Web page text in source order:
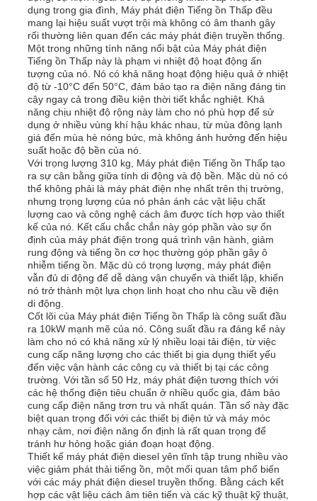
Nhà
Sản phẩm
Video
Về chúng tôi
Tham quan nhà máy
Kiểm soát chất lượng
Liên hệ chúng tôi
Tin tức
Tất cả các trường hợp
Yêu cầu báo giá
dụng trong gia đình, Máy phát điện Tiếng ồn Thấp đều
mang lại hiệu suất vượt trội mà không có âm thanh gây
rối thường liên quan đến các máy phát điện truyền thống.
Một trong những tính năng nổi bật của Máy phát điện
Tiếng ồn Thấp này là phạm vi nhiệt độ hoạt động ấn
tượng của nó. Nó có khả năng hoạt động hiệu quả ở nhiệt
độ từ -10°C đến 50°C, đảm bảo tạo ra điện năng đáng tin
cậy ngay cả trong điều kiện thời tiết khắc nghiệt. Khả
năng chịu nhiệt độ rộng này làm cho nó phù hợp để sử
dụng ở nhiều vùng khí hậu khác nhau, từ mùa đông lạnh
giá đến mùa hè nóng bức, mà không ảnh hưởng đến hiệu
suất hoặc độ bền của nó.
Với trọng lượng 310 kg, Máy phát điện Tiếng ồn Thấp tạo
ra sự cân bằng giữa tính di động và độ bền. Mặc dù nó có
thể không phải là máy phát điện nhẹ nhất trên thị trường,
nhưng trọng lượng của nó phản ánh các vật liệu chất
lượng cao và công nghệ cách âm được tích hợp vào thiết
kế của nó. Kết cấu chắc chắn này góp phần vào sự ổn
định của máy phát điện trong quá trình vận hành, giảm
rung động và tiếng ồn cơ học thường góp phần gây ô
nhiễm tiếng ồn. Mặc dù có trọng lượng, máy phát điện
vẫn đủ di động để dễ dàng vận chuyển và thiết lập, khiến
nó trở thành một lựa chọn linh hoạt cho nhu cầu về điện
di động.
Cốt lõi của Máy phát điện Tiếng ồn Thấp là công suất đầu
ra 10kW mạnh mẽ của nó. Công suất đầu ra đáng kể này
làm cho nó có khả năng xử lý nhiều loại tải điện, từ việc
cung cấp năng lượng cho các thiết bị gia dụng thiết yếu
đến việc vận hành các công cụ và thiết bị tại các công
trường. Với tần số 50 Hz, máy phát điện tương thích với
các hệ thống điện tiêu chuẩn ở nhiều quốc gia, đảm bảo
cung cấp điện năng trơn tru và nhất quán. Tần số này đặc
biệt quan trọng đối với các thiết bị điện tử và máy móc
nhạy cảm, nơi điện năng ổn định là rất quan trọng để
tránh hư hỏng hoặc gián đoạn hoạt động.
Thiết kế máy phát điện diesel yên tĩnh tập trung nhiều vào
việc giảm phát thải tiếng ồn, một mối quan tâm phổ biến
với các máy phát điện diesel truyền thống. Bằng cách kết
hợp các vật liệu cách âm tiên tiến và các kỹ thuật kỹ thuật,